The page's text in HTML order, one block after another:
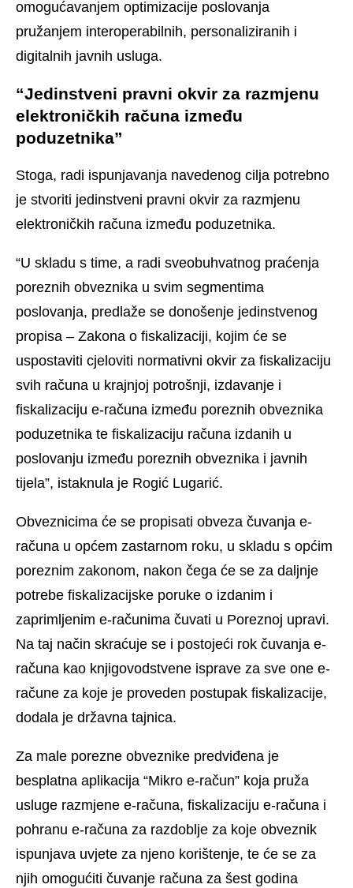
omogućavanjem optimizacije poslovanja
pružanjem interoperabilnih, personaliziranih i
digitalnih javnih usluga.
“Jedinstveni pravni okvir za razmjenu
elektroničkih računa između
poduzetnika”
Stoga, radi ispunjavanja navedenog cilja potrebno
je stvoriti jedinstveni pravni okvir za razmjenu
elektroničkih računa između poduzetnika.
“U skladu s time, a radi sveobuhvatnog praćenja
poreznih obveznika u svim segmentima
poslovanja, predlaže se donošenje jedinstvenog
propisa – Zakona o fiskalizaciji, kojim će se
uspostaviti cjeloviti normativni okvir za fiskalizaciju
svih računa u krajnjoj potrošnji, izdavanje i
fiskalizaciju e-računa između poreznih obveznika
poduzetnika te fiskalizaciju računa izdanih u
poslovanju između poreznih obveznika i javnih
tijela”, istaknula je Rogić Lugarić.
Obveznicima će se propisati obveza čuvanja e-
računa u općem zastarnom roku, u skladu s općim
poreznim zakonom, nakon čega će se za daljnje
potrebe fiskalizacijske poruke o izdanim i
zaprimljenim e-računima čuvati u Poreznoj upravi.
Na taj način skraćuje se i postojeći rok čuvanja e-
računa kao knjigovodstvene isprave za sve one e-
račune za koje je proveden postupak fiskalizacije,
dodala je državna tajnica.
Za male porezne obveznike predviđena je
besplatna aplikacija “Mikro e-račun” koja pruža
usluge razmjene e-računa, fiskalizaciju e-računa i
pohranu e-računa za razdoblje za koje obveznik
ispunjava uvjete za njeno korištenje, te će se za
njih omogućiti čuvanje računa za šest godina